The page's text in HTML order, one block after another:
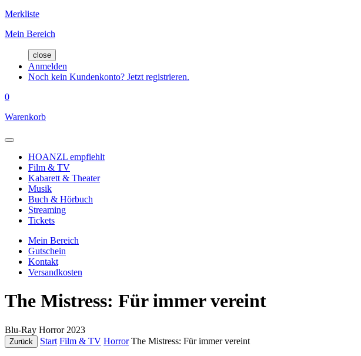
Merkliste
Mein Bereich
close
Anmelden
Noch kein Kundenkonto? Jetzt registrieren.
0
Warenkorb
HOANZL empfiehlt
Film & TV
Kabarett & Theater
Musik
Buch & Hörbuch
Streaming
Tickets
Mein Bereich
Gutschein
Kontakt
Versandkosten
The Mistress: Für immer vereint
Blu-Ray Horror 2023
Zurück Start Film & TV Horror The Mistress: Für immer vereint